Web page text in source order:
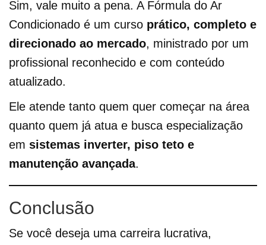
Sim, vale muito a pena. A Fórmula do Ar
Condicionado é um curso prático, completo e
direcionado ao mercado, ministrado por um
profissional reconhecido e com conteúdo
atualizado.
Ele atende tanto quem quer começar na área
quanto quem já atua e busca especialização
em sistemas inverter, piso teto e
manutenção avançada.
Conclusão
Se você deseja uma carreira lucrativa,